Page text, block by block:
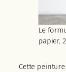
Le
papier,
Cette